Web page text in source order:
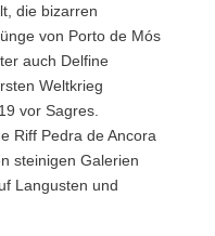
die bizarren
von Porto de Mós
auch Delfine
Weltkrieg
vor Sagres.
Riff Pedra de Ancora
steinigen Galerien
Langusten und